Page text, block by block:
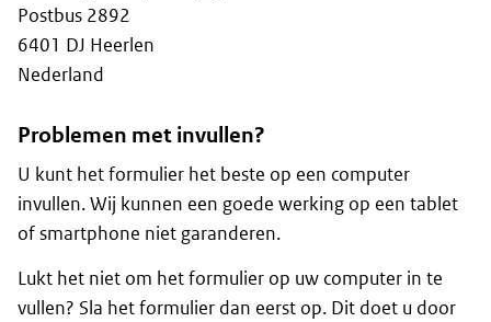
Postbus 2892
6401 DJ Heerlen
Nederland
Problemen met invullen?
U kunt het formulier het beste op een computer
invullen. Wij kunnen een goede werking op een tablet
of smartphone niet garanderen.
Lukt het niet om het formulier op uw computer in te
vullen? Sla het formulier dan eerst op. Dit doet u door